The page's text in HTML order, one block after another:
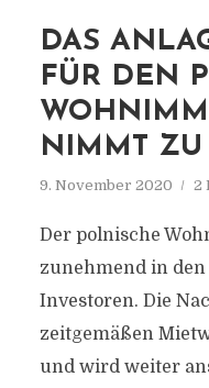
DAS
FÜR DEN
NIMMT ZU
9. November 2020 2
Der polnische
zunehmend in
Investoren. Die
zeitgemäßen
und wird weiter